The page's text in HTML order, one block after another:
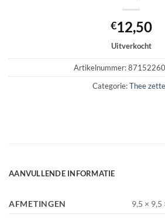
€12,50
Uitverkocht
Artikelnummer:
Categorie:Thee
AANVULLENDE INFORMATIE
AFMETINGEN 9,5 × 9,5